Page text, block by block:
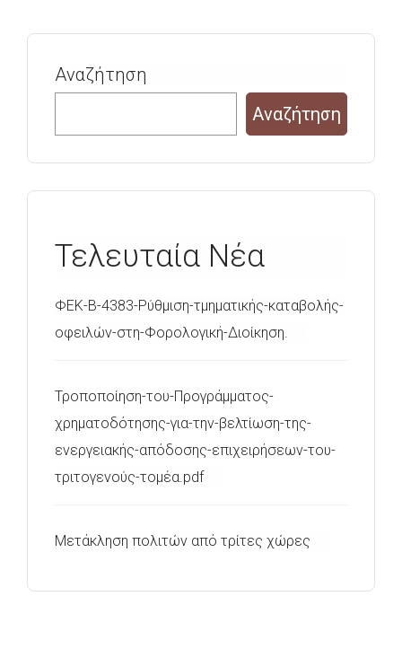
Αναζήτηση
Αναζήτηση
Τελευταία Νέα
ΦΕΚ-Β-4383-Ρύθμιση-τμηματικής-καταβολής-
οφειλών-στη-Φορολογική-Διοίκηση.
Τροποποίηση-του-Προγράμματος-
χρηματοδότησης-για-την-βελτίωση-της-
ενεργειακής-απόδοσης-επιχειρήσεων-του-
τριτογενούς-τομέα.pdf
Μετάκληση πολιτών από τρίτες χώρες